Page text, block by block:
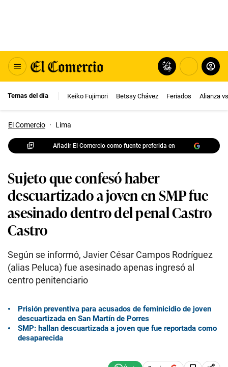
Temas del día Keiko Fujimori Betssy Chávez Feriados Alianza
El Comercio · Lima
Añadir El Comercio como fuente preferida en
Sujeto que confesó haber
descuartizado a joven en SMP fue
asesinado dentro del penal Castro
Castro
Según se informó, Javier César Campos Rodríguez
(alias Peluca) fue asesinado apenas ingresó al
centro penitenciario
Prisión preventiva para acusados de feminicidio de joven
descuartizada en San Martín de Porres
SMP: hallan descuartizada a joven que fue reportada como
desaparecida